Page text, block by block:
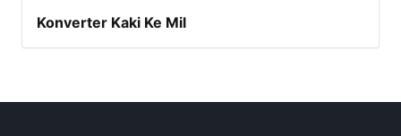
Konverter Kaki Ke Mil